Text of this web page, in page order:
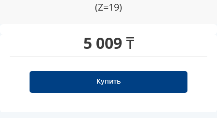
(Z=19)
5 009 ₸
Купить